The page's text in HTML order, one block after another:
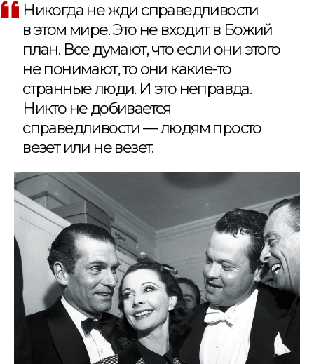
Никогда не жди справедливости
в этом мире. Это не входит в Божий
план. Все думают, что если они этого
не понимают, то они какие-то
странные люди. И это неправда.
Никто не добивается
справедливости — людям просто
везет или не везет.